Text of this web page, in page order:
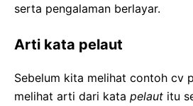
serta pengalaman berlayar.
Arti kata pelaut
Sebelum kita melihat contoh cv
melihat arti dari kata pelaut itu